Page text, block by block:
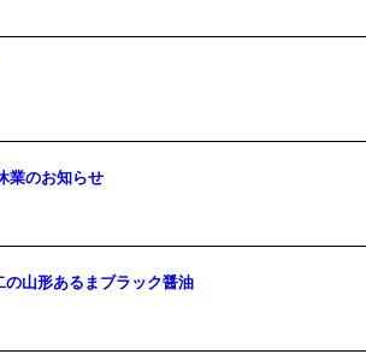
業のお知らせ
山形あるまブラック醤油